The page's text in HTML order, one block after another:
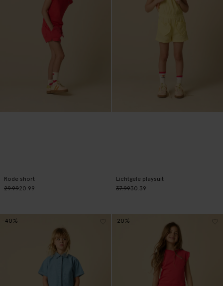
Rode short
29.9920.99
Lichtgele playsuit
37.9930.39
-40% -20%